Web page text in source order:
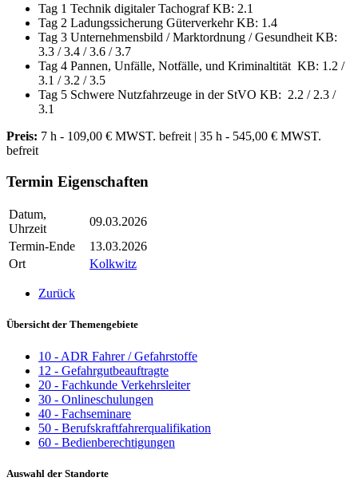
Tag 1 Technik digitaler Tachograf KB: 2.1
Tag 2 Ladungssicherung Güterverkehr KB: 1.4
Tag 3 Unternehmensbild / Marktordnung / Gesundheit KB:
3.3 / 3.4 / 3.6 / 3.7
Tag 4 Pannen, Unfälle, Notfälle, und Kriminaltität KB: 1.2 /
3.1 / 3.2 / 3.5
Tag 5 Schwere Nutzfahrzeuge in der StVO KB: 2.2 / 2.3 /
3.1
Preis: 7 h - 109,00 € MWST. befreit | 35 h - 545,00 € MWST.
befreit
Termin Eigenschaften
Datum,
Uhrzeit
09.03.2026
Termin-Ende
13.03.2026
Ort
Kolkwitz
Zurück
Übersicht der Themengebiete
10 - ADR Fahrer / Gefahrstoffe
12 - Gefahrgutbeauftragte
20 - Fachkunde Verkehrsleiter
30 - Onlineschulungen
40 - Fachseminare
50 - Berufskraftfahrerqualifikation
60 - Bedienberechtigungen
Auswahl der Standorte